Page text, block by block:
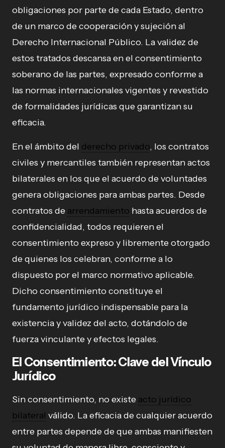
obligaciones por parte de cada Estado, dentro
de un marco de cooperación y sujeción al
Derecho Internacional Público. La validez de
estos tratados descansa en el consentimiento
soberano de las partes, expresado conforme a
las normas internacionales vigentes y revestido
de formalidades jurídicas que garantizan su
eficacia.
En el ámbito del derecho privado, los contratos
civiles y mercantiles también representan actos
bilaterales en los que el acuerdo de voluntades
genera obligaciones para ambas partes. Desde
contratos de arrendamiento hasta acuerdos de
confidencialidad, todos requieren el
consentimiento expreso y libremente otorgado
de quienes los celebran, conforme a lo
dispuesto por el marco normativo aplicable.
Dicho consentimiento constituye el
fundamento jurídico indispensable para la
existencia y validez del acto, dotándolo de
fuerza vinculante y efectos legales.
El Consentimiento: Clave del Vínculo
Jurídico
Sin consentimiento, no existe acto jurídico
bilateral válido. La eficacia de cualquier acuerdo
entre partes depende de que ambas manifiesten